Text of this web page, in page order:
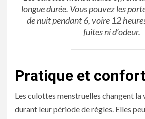
longue durée. Vous pouvez les
de nuit pendant 6, voire 12
fuites ni d’odeur.
Pratique et
Les culottes menstruelles changent la
durant leur période de règles. Elles